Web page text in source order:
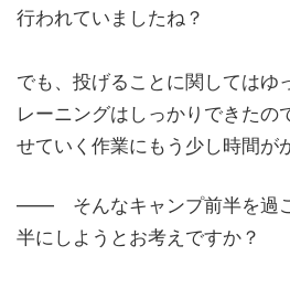
行われていましたね？
でも、投げることに関してはゆ
レーニングはしっかりできたの
せていく作業にもう少し時間が
―― そんなキャンプ前半を過
半にしようとお考えですか？